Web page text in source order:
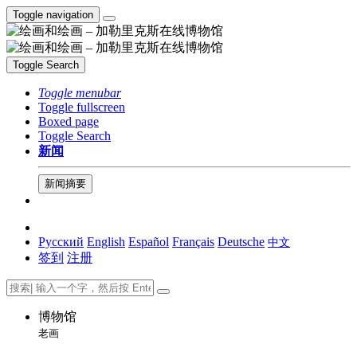
Toggle navigation
Toggle Search
Toggle menubar
Toggle fullscreen
Boxed page
Toggle Search
新闻
新闻摘要
Русский English Español Français Deutsche 中文
签到 注册
博物馆
老画